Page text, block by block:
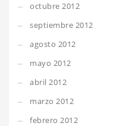
octubre 2012
septiembre 2012
agosto 2012
mayo 2012
abril 2012
marzo 2012
febrero 2012